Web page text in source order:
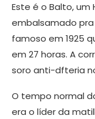
Este é o Balto, um
embalsamado
famoso em 1925
em 27 horas. A
soro anti-dfteria
O tempo normal
era o líder da